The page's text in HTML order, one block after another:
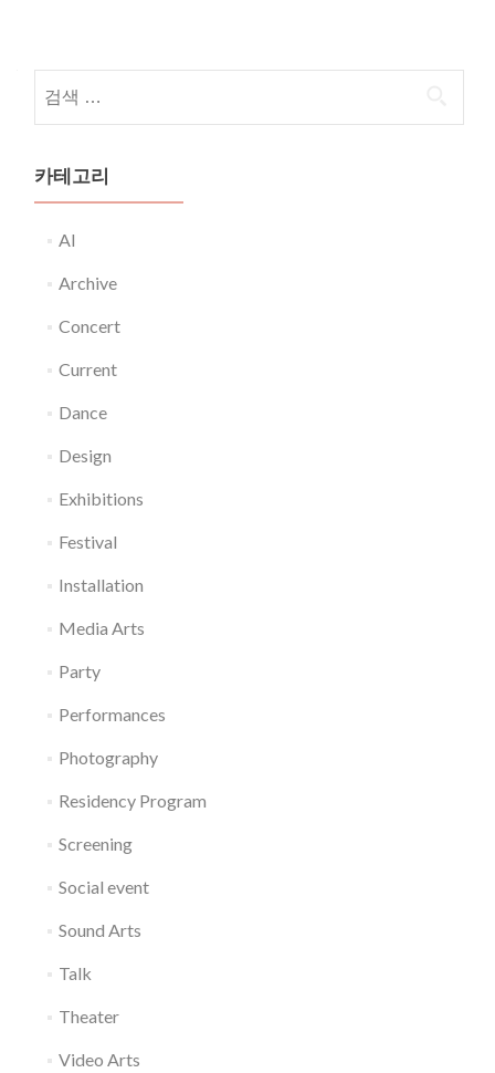
카테고리
AI
Archive
Concert
Current
Dance
Design
Exhibitions
Festival
Installation
Media Arts
Party
Performances
Photography
Residency Program
Screening
Social event
Sound Arts
Talk
Theater
Video Arts